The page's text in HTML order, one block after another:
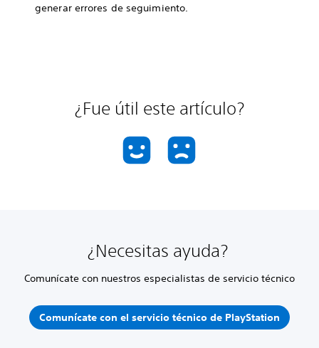
generar errores de seguimiento.
¿Fue útil este artículo?
¿Necesitas ayuda?
Comunícate con nuestros especialistas de servicio técnico
Comunícate con el servicio técnico de PlayStation